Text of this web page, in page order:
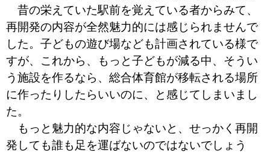
昔の栄えていた駅前を覚えている者からみて、
再開発の内容が全然魅力的には感じられませんで
した。子どもの遊び場なども計画されている様で
すが、これから、もっと子どもが減る中、そうい
う施設を作るなら、総合体育館が移転される場所
に作ったりしたらいいのに、と感じてしまいまし
た。
もっと魅力的な内容じゃないと、せっかく再開
発しても誰も足を運ばないのではないでしょう